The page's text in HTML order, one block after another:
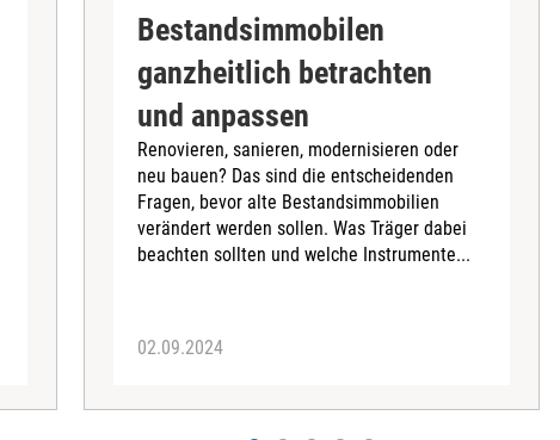
Bestandsimmobilen
ganzheitlich betrachten
und anpassen
Renovieren, sanieren, modernisieren oder
neu bauen? Das sind die entscheidenden
Fragen, bevor alte Bestandsimmobilien
verändert werden sollen. Was Träger dabei
beachten sollten und welche Instrumente...
02.09.2024